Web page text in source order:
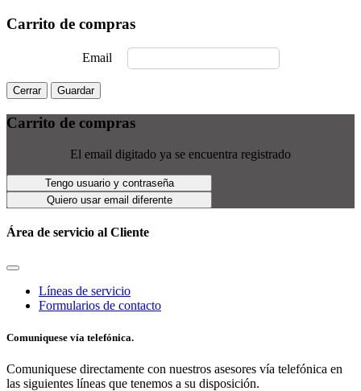
Carrito de compras
Email
Cerrar Guardar
Carrito de compras
El email digitado ya se encuentra registrado
Tengo usuario y contraseña
Quiero usar email diferente
Área de servicio al Cliente
Líneas de servicio
Formularios de contacto
Comuniquese vía telefónica.
Comuniquese directamente con nuestros asesores vía telefónica en
las siguientes líneas que tenemos a su disposición.